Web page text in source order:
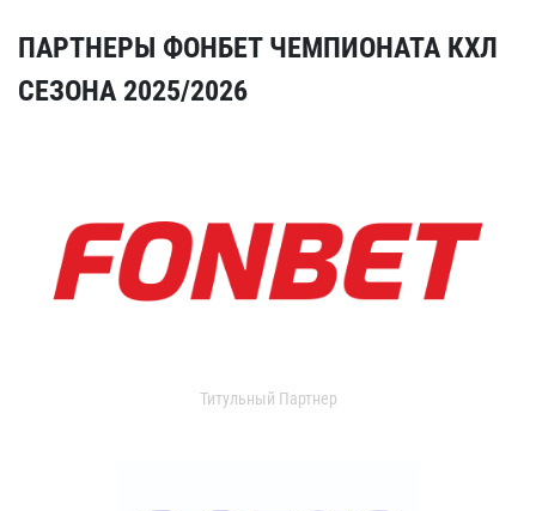
ПАРТНЕРЫ ФОНБЕТ ЧЕМПИОНАТА КХЛ
СЕЗОНА 2025/2026
Титульный Партнер